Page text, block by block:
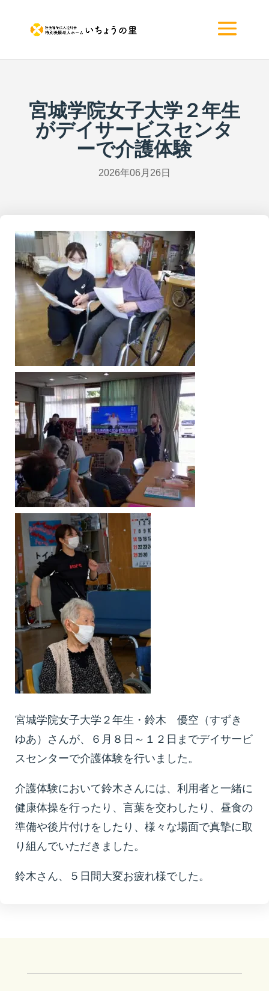
宮城学院女子大学２年生
がデイサービスセンタ
ーで介護体験
2026年06月26日
宮城学院女子大学２年生・鈴木 優空（すずき
ゆあ）さんが、６月８日～１２日までデイサービ
スセンターで介護体験を行いました。
介護体験において鈴木さんには、利用者と一緒に
健康体操を行ったり、言葉を交わしたり、昼食の
準備や後片付けをしたり、様々な場面で真摯に取
り組んでいただきました。
鈴木さん、５日間大変お疲れ様でした。